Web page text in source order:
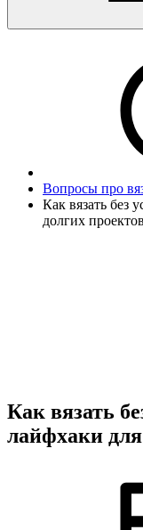
Вопросы про
Как вязать без
долгих проектов
Как вязать
лайфхаки